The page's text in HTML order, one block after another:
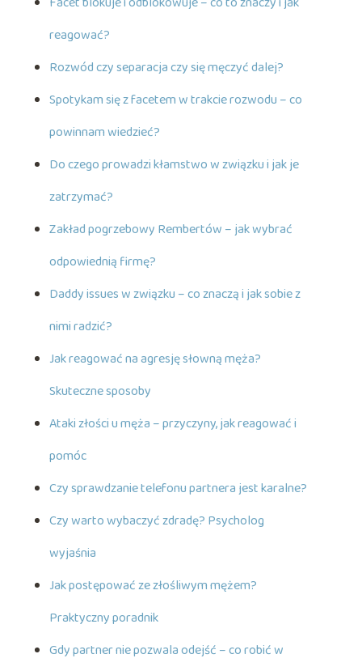
reagować?
Rozwód czy separacja czy się męczyć dalej?
Spotykam się z facetem w trakcie rozwodu – co
powinnam wiedzieć?
Do czego prowadzi kłamstwo w związku i jak je
zatrzymać?
Zakład pogrzebowy Rembertów – jak wybrać
odpowiednią firmę?
Daddy issues w związku – co znaczą i jak sobie z
nimi radzić?
Jak reagować na agresję słowną męża?
Skuteczne sposoby
Ataki złości u męża – przyczyny, jak reagować i
pomóc
Czy sprawdzanie telefonu partnera jest karalne?
Czy warto wybaczyć zdradę? Psycholog
wyjaśnia
Jak postępować ze złośliwym mężem?
Praktyczny poradnik
Gdy partner nie pozwala odejść – co robić w